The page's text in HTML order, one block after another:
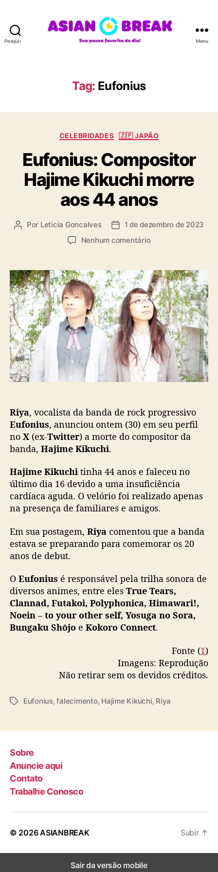
Pesquisar
A
N
R
A
Menu
Tag: Eufonius
C
t
e
g
o
r
a
s
CELEBRIDADES 🇯🇵 JAPÃO
Eufonius: Compositor
Hajime Kikuchi morre
aos 44 anos
A
r
d
o
p
o
s
t
Por Leticia Goncalves
D
d
e
p
u
b
l
i
c
a
ç
ã
1 de dezembro de 2023
Nenhum comentárioe
u
f
o
n
i
u
s
:
C
s
i
o
a
j
i
m
K
h
i
m
o
r
o
s
4
o
Riya, vocalista da banda de rock progressivo
Eufonius, anunciou ontem (30) em seu perfil
no X (ex-Twitter) a morte do compositor da
banda, Hajime Kikuchi.
Hajime Kikuchi tinha 44 anos e faleceu no
último dia 16 devido a uma insuficiência
cardíaca aguda. O velório foi realizado apenas
na presença de familiares e amigos.
Em sua postagem, Riya comentou que a banda
estava se preparando para comemorar os 20
anos de debut.
O Eufonius é responsável pela trilha sonora de
diversos animes, entre eles True Tears,
Clannad, Futakoi, Polyphonica, Himawari!,
Noein – to your other self, Yosuga no Sora,
Bungaku Shōjo e Kokoro Connect.
Fonte (1)
Imagens: Reprodução
Não retirar sem os devidos créditos.
T
s
Eufonius,falecimento, Hajime Kikuchi, Riya
Sobre
Anuncie aqui
Contato
Trabalhe Conosco
© 2026ASIANBREAK Subir ↑
Sair da versão mobile